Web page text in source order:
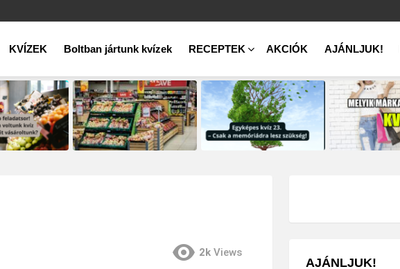
KVÍZEK Boltban jártunk kvízek RECEPTEK AKCIÓK AJÁNLJUK!
2k Views
AJÁNLJUK!